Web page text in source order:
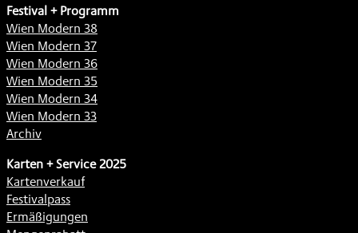
Festival + Programm
Wien Modern 38
Wien Modern 37
Wien Modern 36
Wien Modern 35
Wien Modern 34
Wien Modern 33
Archiv
Karten + Service 2025
Kartenverkauf
Festivalpass
Ermäßigungen